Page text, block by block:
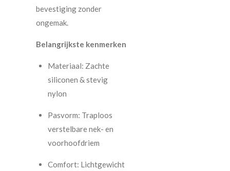
bevestiging zonder
ongemak.
Belangrijkste kenmerken
Materiaal: Zachte
siliconen & stevig
nylon
Pasvorm: Traploos
verstelbare nek- en
voorhoofdriem
Comfort: Lichtgewicht